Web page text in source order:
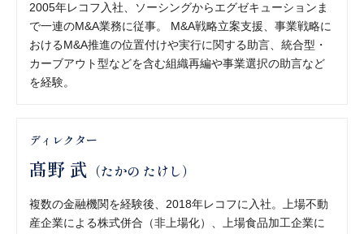
2005年レコフ入社、ソーシングからエグゼキューションま
で一連のM&A業務に従事。 M&A戦略立案支援、事業戦略に
おけるM&A推進の位置付けや実行に関する助言、統合型・
カーブアウト型などを含む組織再編や事業選択の助言など
を経験。
ディレクター
髙野 武 （たかの たけし）
複数の金融機関を経験後、2018年レコフに入社。上場不動
産企業による株式併合（非上場化）、上場食品加工企業に